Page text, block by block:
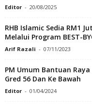
Editor - 20/08/2025
RHB Islamic Sedia RM1
Melalui Program BEST-
Arif Razali - 07/11/2023
PM Umum Bantuan
Gred 56 Dan Ke Bawah
Editor - 01/04/2024